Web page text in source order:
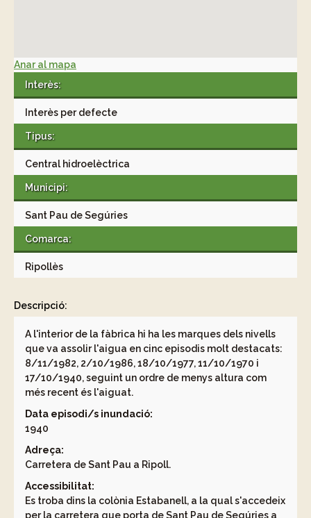
Anar al mapa
Interès:
Interès per defecte
Tipus:
Central hidroelèctrica
Municipi:
Sant Pau de Segúries
Comarca:
Ripollès
Descripció:
A l'interior de la fàbrica hi ha les marques dels nivells
que va assolir l'aigua en cinc episodis molt destacats:
8/11/1982, 2/10/1986, 18/10/1977, 11/10/1970 i
17/10/1940, seguint un ordre de menys altura com
més recent és l'aiguat.
Data episodi/s inundació:
1940
Adreça:
Carretera de Sant Pau a Ripoll.
Accessibilitat:
Es troba dins la colònia Estabanell, a la qual s'accedeix
per la carretera que porta de Sant Pau de Segúries a